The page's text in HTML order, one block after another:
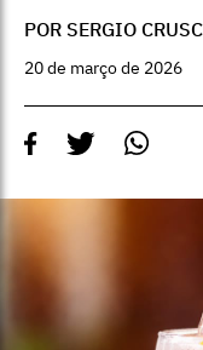
POR SERGIO
20 de março de 2026